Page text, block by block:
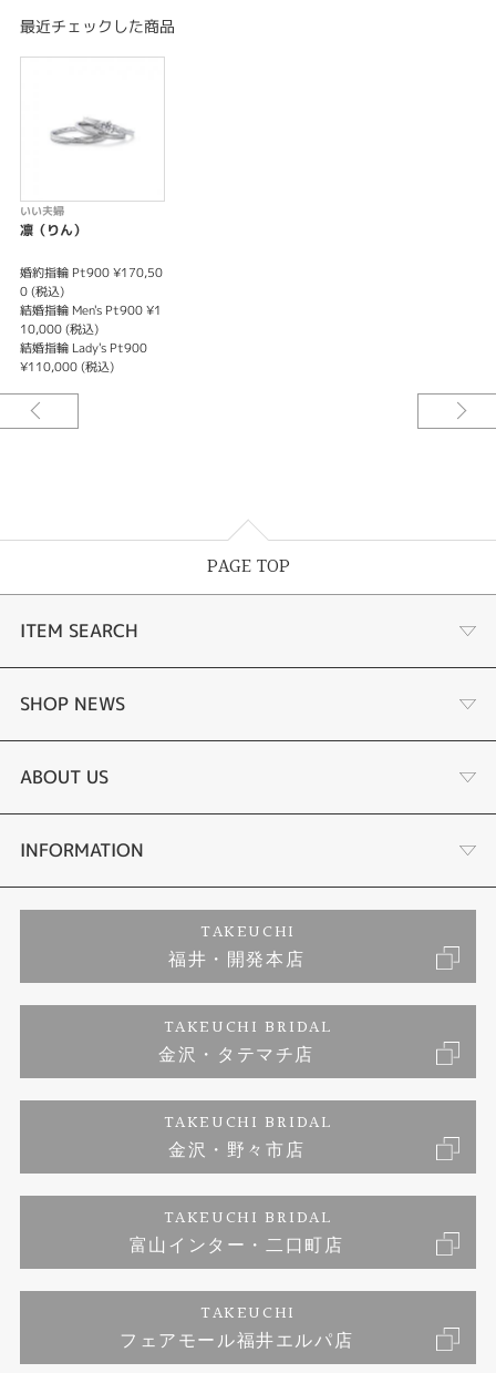
最近チェックした商品
いい夫婦
凛（りん）
婚約指輪 Pt900 ¥170,50
0 (税込)
結婚指輪 Men's Pt900 ¥1
10,000 (税込)
結婚指輪 Lady's Pt900
¥110,000 (税込)
PAGE TOP
ITEM SEARCH
婚約指輪
結婚指輪
セットリング
エタニティリング
婚約ネックレス
SHOP NEWS
サプライズプロポーズ相談室
ダイヤモンドカッターブランド
アフターメンテナンス
富山指輪工房｜手作りペアリング
富山指輪工房｜手作り結婚指輪 and 婚約指輪
富山指輪工房｜手作り婚約指輪プロポーズプラン
ABOUT US
店舗情報
お問い合わせ
INFORMATION
プライバシーポリシー
TAKEUCHI
福井・開発本店
TAKEUCHI BRIDAL
金沢・タテマチ店
TAKEUCHI BRIDAL
金沢・野々市店
TAKEUCHI BRIDAL
富山インター・二口町店
TAKEUCHI
フェアモール福井エルパ店